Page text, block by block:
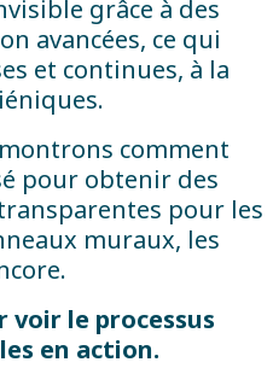
grâce à des
avancées, ce qui
et continues, à la
comment
pour obtenir des
pour les
muraux, les
voir le processus
en action.